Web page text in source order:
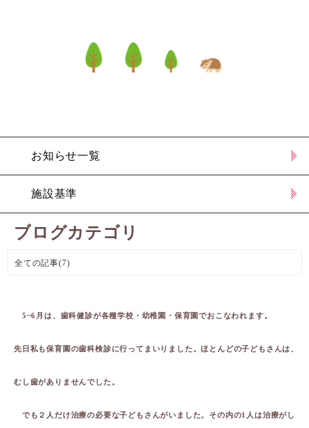
お知らせ一覧
施設基準
ブログカテゴリ
全ての記事(7)
5~6月は、歯科健診が各種学校・幼稚園・保育園でおこなわれます。
先日私も保育園の歯科検診に行ってまいりました。ほとんどの子どもさんは、
むし歯がありませんでした。
でも２人だけ治療の必要な子どもさんがいました。その内の1人は治療がし